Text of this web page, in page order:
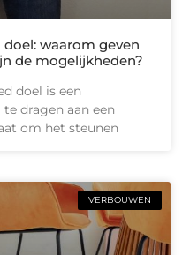
waarom geven
de mogelijkheden?
doel is een
dragen aan een
om het steunen
VERBOUWEN